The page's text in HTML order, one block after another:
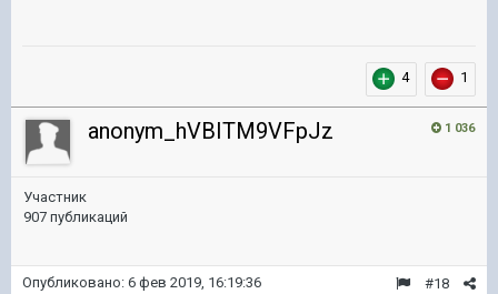
4 1
1 036
anonym_hVBITM9VFpJz
Участник
907 публикаций
#18
Опубликовано: 6 фев 2019, 16:19:36